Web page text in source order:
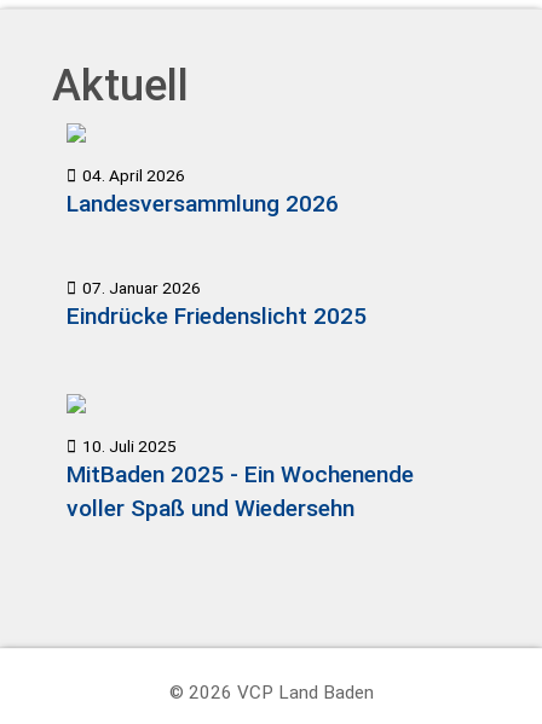
Aktuell
04. April 2026
Landesversammlung 2026
07. Januar 2026
Eindrücke Friedenslicht 2025
10. Juli 2025
MitBaden 2025 - Ein Wochenende
voller Spaß und Wiedersehn
© 2026 VCP Land Baden